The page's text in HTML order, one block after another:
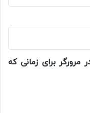
برای زمانی که